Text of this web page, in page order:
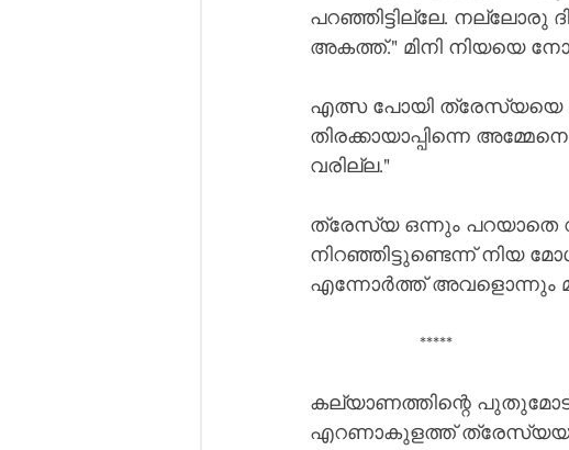
പറഞ്ഞിട്ടില്ലേ. നല്ലോരു
അകത്ത്." മിനി നിയയെ
എത്സ പോയി ത്രേസ്യയെ
തിരക്കായാപ്പിന്നെ
വരില്ല."
ത്രേസ്യ ഒന്നും പറയാതെ
നിറഞ്ഞിട്ടുണ്ടെന്ന് നിയ
എന്നോർത്ത് അവളൊന്നും
                    *****
കല്യാണത്തിന്റെ
എറണാകുളത്ത്